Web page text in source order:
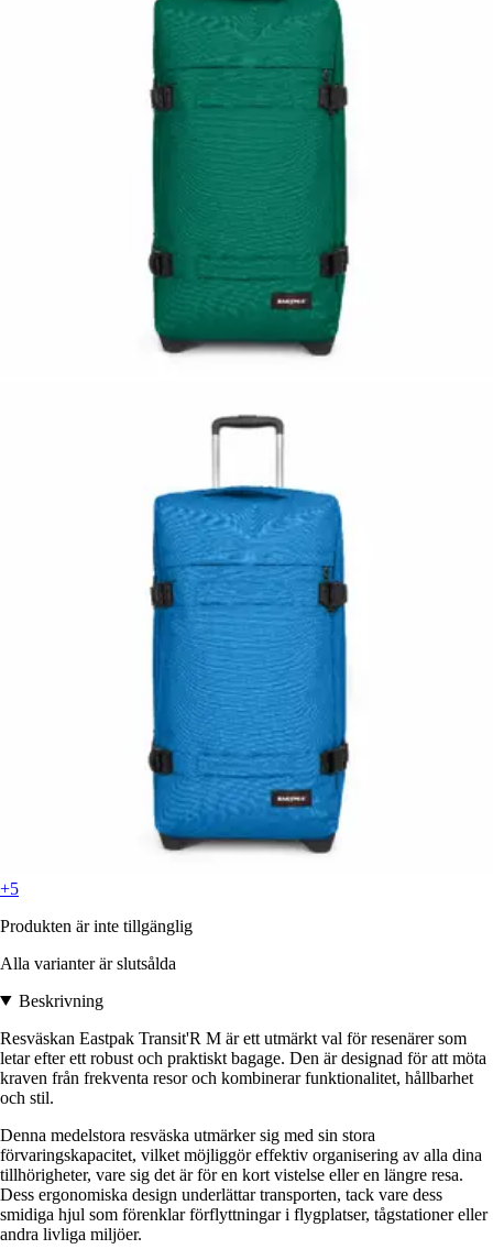
+5
Produkten är inte tillgänglig
Alla varianter är slutsålda
Beskrivning
Resväskan Eastpak Transit'R M är ett utmärkt val för resenärer som
letar efter ett robust och praktiskt bagage. Den är designad för att möta
kraven från frekventa resor och kombinerar funktionalitet, hållbarhet
och stil.
Denna medelstora resväska utmärker sig med sin stora
förvaringskapacitet, vilket möjliggör effektiv organisering av alla dina
tillhörigheter, vare sig det är för en kort vistelse eller en längre resa.
Dess ergonomiska design underlättar transporten, tack vare dess
smidiga hjul som förenklar förflyttningar i flygplatser, tågstationer eller
andra livliga miljöer.